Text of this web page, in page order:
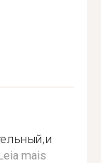
mais